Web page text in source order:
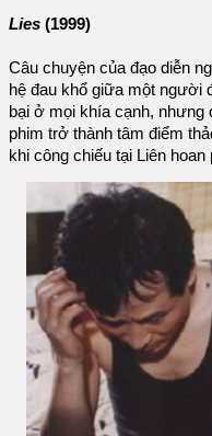
Lies (1999)
Câu chuyện của đạo diễn
hệ đau khổ giữa một người
bại ở mọi khía cạnh, nhưng
phim trở thành tâm điểm
khi công chiếu tại Liên